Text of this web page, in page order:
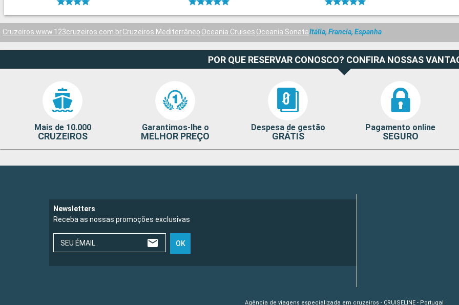
Cruzeiros www.123cruzeiros.com.brCruzeiros Mediterrâneo Oceania Cruises Oceania SonataItália, Francia, Espanha
POR QUE RESERVAR CONOSCO? CONFIRA NOSSAS
Mais de 10.000
CRUZEIROS
Garantimos-lhe o
MELHOR PREÇO
Despesa de gestão
GRÁTIS
Pagamento online
SEGURO
Newsletters
Receba as nossas promoções exclusivas
SEU ÉMAIL OK
Agência de viagens especializada em cruzeiros - CRUISELINE - Portugal